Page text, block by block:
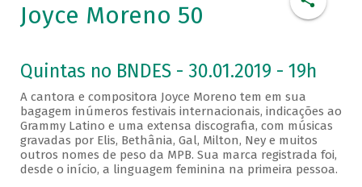
Joyce Moreno 50
Quintas no BNDES - 30.01.2019 - 19h
A cantora e compositora Joyce Moreno tem em sua
bagagem inúmeros festivais internacionais, indicações ao
Grammy Latino e uma extensa discografia, com músicas
gravadas por Elis, Bethânia, Gal, Milton, Ney e muitos
outros nomes de peso da MPB. Sua marca registrada foi,
desde o início, a linguagem feminina na primeira pessoa.